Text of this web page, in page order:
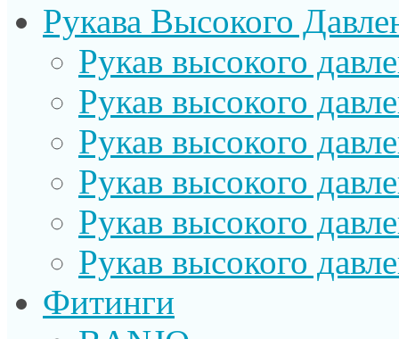
Рукава Высокого
Рукав выcокого
Рукав высокого
Рукав высокого
Рукав высокого
Рукав высокого
Рукав высокого
Фитинги